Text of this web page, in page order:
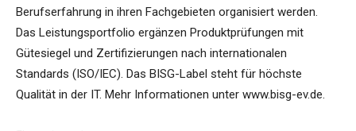
Berufserfahrung in ihren Fachgebieten organisiert werden.
Das Leistungsportfolio ergänzen Produktprüfungen mit
Gütesiegel und Zertifizierungen nach internationalen
Standards (ISO/IEC). Das BISG-Label steht für höchste
Qualität in der IT. Mehr Informationen unter www.bisg-ev.de.